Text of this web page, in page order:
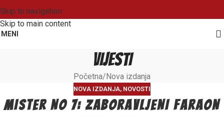
Skip to navigation
Skip to main content
MENI
VIJESTI
Početna Nova izdanja
NOVA IZDANJA, NOVOSTI
MISTER NO 7: ZABORAVLJENI FARAON